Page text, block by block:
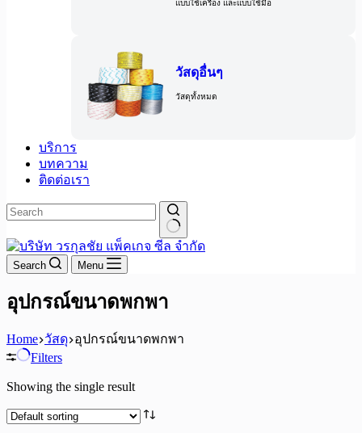
แบบใช้เครื่อง และแบบใช้มือ
วัสดุอื่นๆ
วัสดุทั้งหมด
บริการ
บทความ
ติดต่อเรา
Search Menu
อุปกรณ์ขนาดพกพา
Home วัสดุ อุปกรณ์ขนาดพกพา
Filters
Showing the single result